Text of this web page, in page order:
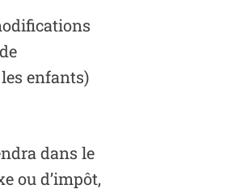
enfants)
dans le
ou d’impôt,